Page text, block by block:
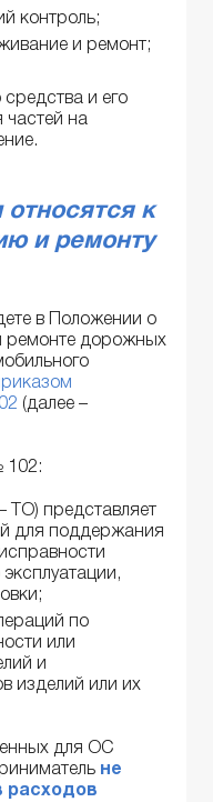
контроль;
и ремонт;
и его
на
к
и ремонту
в Положении о
ремонте дорожных
(далее –
102:
ТО) представляет
для поддержания
по
или
и
изделий или их
для ОС
не
расходов